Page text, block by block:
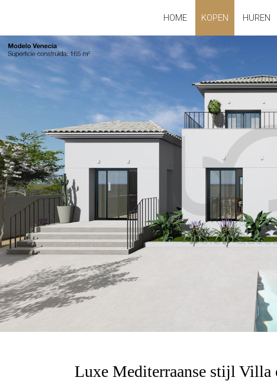
HOME KOPEN HUREN
Luxe Mediterraanse stijl Villa